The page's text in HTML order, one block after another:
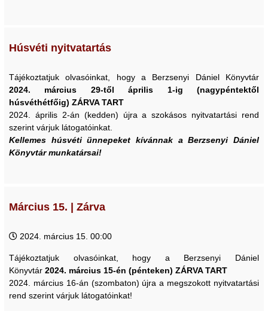
Húsvéti nyitvatartás
Tájékoztatjuk olvasóinkat, hogy a Berzsenyi Dániel Könyvtár
2024. március 29-től április 1-ig (nagypéntektől
húsvéthétfőig) ZÁRVA TART
2024. április 2-án (kedden) újra a szokásos nyitvatartási rend
szerint várjuk látogatóinkat.
Kellemes húsvéti ünnepeket kívánnak a Berzsenyi Dániel
Könyvtár munkatársai!
Március 15. | Zárva
2024. március 15. 00:00
Tájékoztatjuk olvasóinkat, hogy a Berzsenyi Dániel
Könyvtár 2024. március 15-én (pénteken) ZÁRVA TART
2024. március 16-án (szombaton) újra a megszokott nyitvatartási
rend szerint várjuk látogatóinkat!